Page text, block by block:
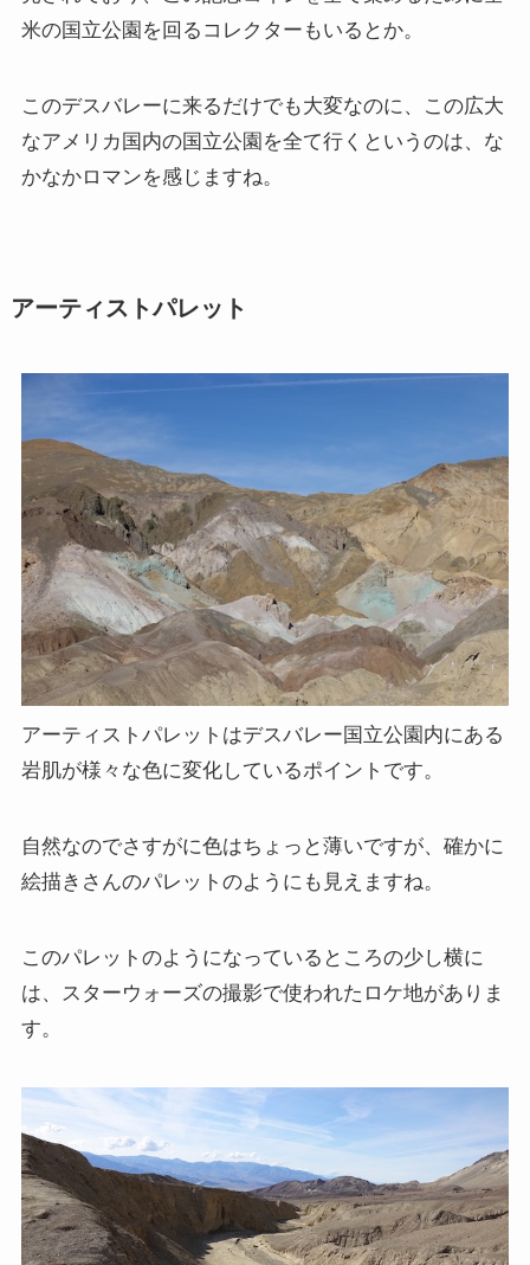
米の国立公園を回るコレクターもいるとか。
このデスバレーに来るだけでも大変なのに、この広大
なアメリカ国内の国立公園を全て行くというのは、な
かなかロマンを感じますね。
アーティストパレット
アーティストパレットはデスバレー国立公園内にある
岩肌が様々な色に変化しているポイントです。
自然なのでさすがに色はちょっと薄いですが、確かに
絵描きさんのパレットのようにも見えますね。
このパレットのようになっているところの少し横に
は、スターウォーズの撮影で使われたロケ地がありま
す。